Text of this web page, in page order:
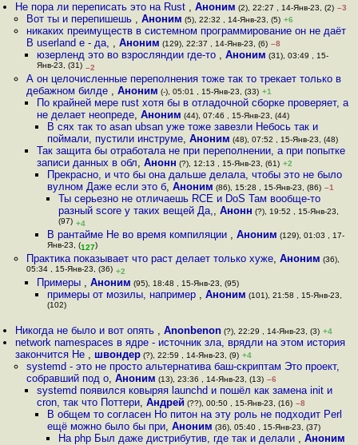
Не пора ли переписать это на Rust ,Аноним (2), 22:27 , 14-Янв-23, (2) –3
Вот ты и перепишешь , Аноним (5), 22:32 , 14-Янв-23, (5) +6
никаких преимуществ в системном программирование он не даёт
В userland е - да, , Аноним (129), 22:37 , 14-Янв-23, (6) –8
юзерленд это во взросляндии где-то , Аноним (31), 03:49 , 15-
Янв-23, (31) –2
А он целочисленные переполнения тоже так то трекает только в
дебажном билде , Аноним (-), 05:01 , 15-Янв-23, (33) +1
По крайней мере rust хотя бы в отладочной сборке проверяет, а
не делает неопреде, Аноним (44), 07:46 , 15-Янв-23, (44)
В сях так то asan ubsan уже тоже завезли Небось так и
поймали, пустили инструме,Аноним (48), 07:52 , 15-Янв-23, (48)
Так защита бы отработала не при переполнении, а при попытке
записи данных в обл, Анонн (?), 12:13 , 15-Янв-23, (61) +2
Прекрасно, и что бы она дальше делала, чтобы это не было
вулном Даже если это б,Аноним (86), 15:28 , 15-Янв-23, (86) –1
Ты серьезно не отличаешь RCE и DoS Там вообще-то
разный score у таких вещей Да,, Анонн (?), 19:52 , 15-Янв-23,
(97) +4
В рантайме Не во время компиляции ,Аноним (129), 01:03 , 17-
Янв-23, (127)
Практика показывает что раст делает только хуже, Аноним (36),
05:34 , 15-Янв-23, (36) +2
Примеры , Аноним (95), 18:48 , 15-Янв-23, (95)
примеры от мозилы, например ,Аноним (101), 21:58 , 15-Янв-23,
(102)
Никогда не было и вот опять ,Anonbenon (?), 22:29 , 14-Янв-23, (3) +4
network namespaces в ядре - источник зла, врядли на этом история
закончится Не , швондер (?), 22:59 , 14-Янв-23, (9) +4
systemd - это не просто альтернатива баш-скриптам Это проект,
собравший под о, Аноним (13), 23:36 , 14-Янв-23, (13) –6
systemd появился ковыряя launchd и пошёл как замена init и
cron, так что Поттери, Андрей (??), 00:50 , 15-Янв-23, (16) –8
В общем то согласен Но питон на эту роль не подходит Perl
ещё можно было бы при,Аноним (36), 05:40 , 15-Янв-23, (37)
На php Был даже дистрибутив, где так и делали , Аноним